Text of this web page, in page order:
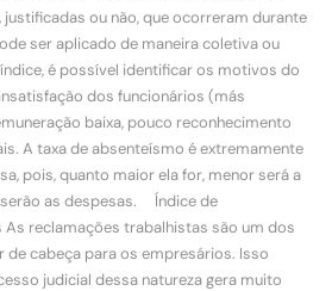
ou não, que ocorreram durante
ser aplicado de maneira coletiva ou
é possível identificar os motivos do
dos funcionários (más
baixa, pouco reconhecimento
A taxa de absenteísmo é extremamente
pois, quanto maior ela for, menor será a
as despesas. Índice de
reclamações trabalhistas são um dos
cabeça para os empresários. Isso
judicial dessa natureza gera muito